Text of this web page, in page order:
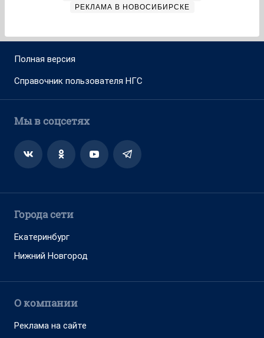
РЕКЛАМА В НОВОСИБИРСКЕ
Полная версия
Справочник пользователя НГС
Мы в соцсетях
Города сети
Екатеринбург
Нижний Новгород
О компании
Реклама на сайте